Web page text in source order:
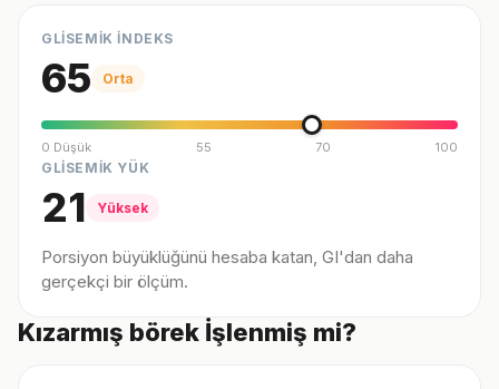
GLİSEMİK İNDEKS
65 Orta
0 Düşük 55 70 100
GLİSEMİK YÜK
21 Yüksek
Porsiyon büyüklüğünü hesaba katan, GI'dan daha
gerçekçi bir ölçüm.
Kızarmış börek İşlenmiş mi?